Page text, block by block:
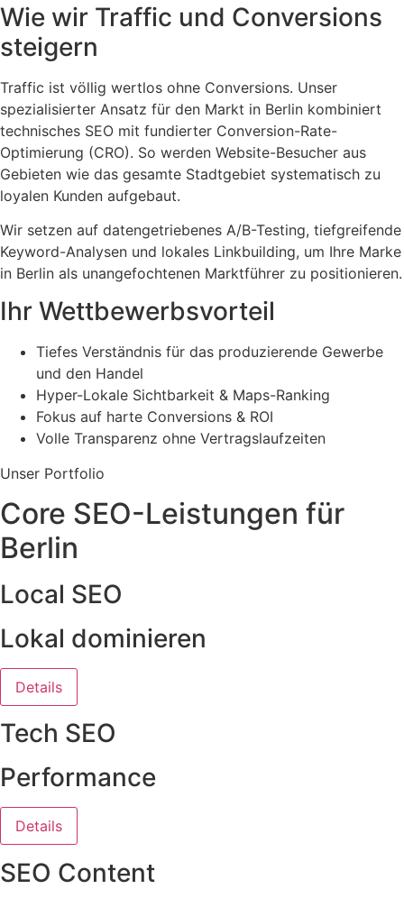
Wie wir Traffic und Conversions
steigern
Traffic ist völlig wertlos ohne Conversions. Unser
spezialisierter Ansatz für den Markt in Berlin kombiniert
technisches SEO mit fundierter Conversion-Rate-
Optimierung (CRO). So werden Website-Besucher aus
Gebieten wie das gesamte Stadtgebiet systematisch zu
loyalen Kunden aufgebaut.
Wir setzen auf datengetriebenes A/B-Testing, tiefgreifende
Keyword-Analysen und lokales Linkbuilding, um Ihre Marke
in Berlin als unangefochtenen Marktführer zu positionieren.
Ihr Wettbewerbsvorteil
Tiefes Verständnis für das produzierende Gewerbe
und den Handel
Hyper-Lokale Sichtbarkeit & Maps-Ranking
Fokus auf harte Conversions & ROI
Volle Transparenz ohne Vertragslaufzeiten
Unser Portfolio
Core SEO-Leistungen für
Berlin
Local SEO
Lokal dominieren
Details
Tech SEO
Performance
Details
SEO Content